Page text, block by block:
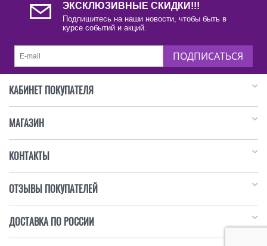
ЭКСКЛЮЗИВНЫЕ СКИДКИ!!!
Подпишитесь на наши новости, чтобы быть в
курсе событий и акций.
ПОДПИСАТЬСЯ
КАБИНЕТ ПОКУПАТЕЛЯ
МАГАЗИН
КОНТАКТЫ
ОТЗЫВЫ ПОКУПАТЕЛЕЙ
ДОСТАВКА ПО РОССИИ